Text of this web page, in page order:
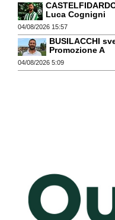
Luca Cognigni
04/08/2026 15:57
BUSILACCHI
Promozione A
04/08/2026 5:09